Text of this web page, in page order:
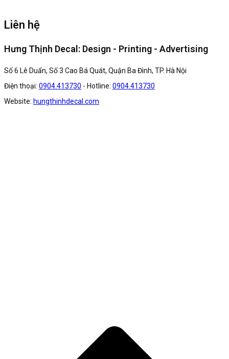
Liên hệ
Hưng Thịnh Decal: Design - Printing - Advertising
Số 6 Lê Duẩn, Số 3 Cao Bá Quát, Quận Ba Đình, TP. Hà Nội
Điện thoại: 0904.413730 - Hotline: 0904.413730
Website: hungthinhdecal.com